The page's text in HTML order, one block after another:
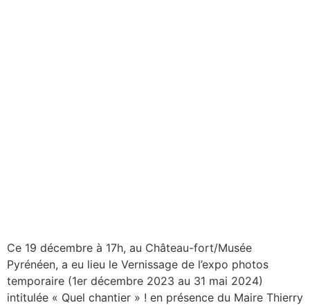
Ce 19 décembre à 17h, au Château-fort/Musée
Pyrénéen, a eu lieu le Vernissage de l’expo photos
temporaire (1er décembre 2023 au 31 mai 2024)
intitulée « Quel chantier » ! en présence du Maire Thierry